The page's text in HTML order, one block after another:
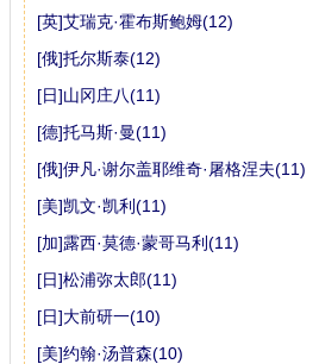
[英]艾瑞克·霍布斯鲍姆(12)
[俄]托尔斯泰(12)
[日]山冈庄八(11)
[德]托马斯·曼(11)
[俄]伊凡·谢尔盖耶维奇·屠格涅夫(11)
[美]凯文·凯利(11)
[加]露西·莫德·蒙哥马利(11)
[日]松浦弥太郎(11)
[日]大前研一(10)
[美]约翰·汤普森(10)